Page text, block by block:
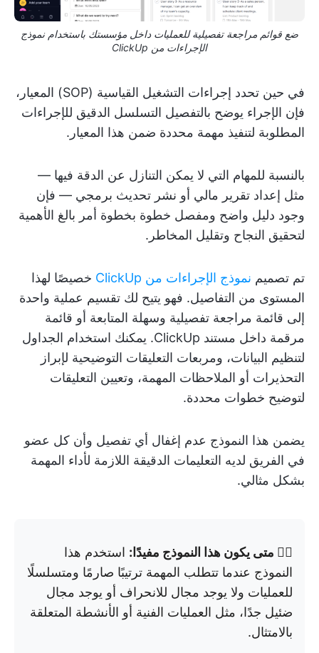
ضع قوائم مراجعة تفصيلية للعمليات داخل مؤسستك باستخدام نموذج
الإجراءات من ClickUp
في حين تحدد إجراءات التشغيل القياسية (SOP) المعيار،
فإن الإجراء يوضح بالتفصيل التسلسل الدقيق للإجراءات
المطلوبة لتنفيذ مهمة محددة ضمن هذا المعيار.
بالنسبة للمهام التي لا يمكن التنازل عن الدقة فيها —
مثل إعداد تقرير مالي أو نشر تحديث برمجي — فإن
وجود دليل واضح ومفصل خطوة بخطوة أمر بالغ الأهمية
لتحقيق النجاح وتقليل المخاطر.
تم تصميم نموذج الإجراءات من ClickUp
خصيصًا لهذا
المستوى من التفاصيل. فهو يتيح لك تقسيم عملية واحدة
إلى قائمة مراجعة تفصيلية وسهلة المتابعة أو قائمة
مرقمة داخل مستند ClickUp. يمكنك استخدام الجداول
لتنظيم البيانات، ومربعات التعليقات التوضيحية لإبراز
التحذيرات أو الملاحظات المهمة، وتعيين التعليقات
لتوضيح خطوات محددة.
يضمن هذا النموذج عدم إغفال أي تفصيل وأن كل عضو
في الفريق لديه التعليمات الدقيقة اللازمة لأداء المهمة
بشكل مثالي.
👉🏼 متى يكون هذا النموذج مفيدًا: استخدم هذا
النموذج عندما تتطلب المهمة ترتيبًا صارمًا ومتسلسلًا
للعمليات ولا يوجد مجال للانحراف أو يوجد مجال
ضئيل جدًا، مثل العمليات الفنية أو الأنشطة المتعلقة
بالامتثال.